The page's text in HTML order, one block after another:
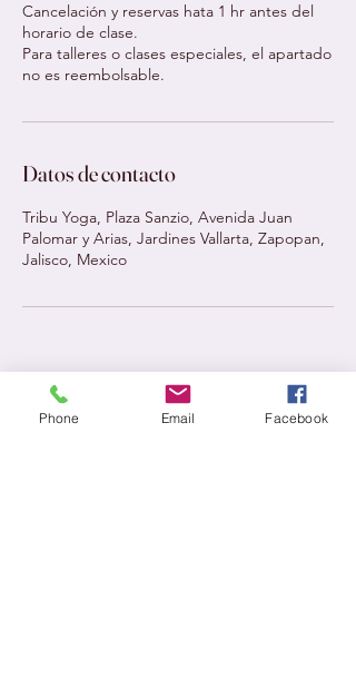
Cancelación y reservas hata 1 hr antes del
horario de clase.
Para talleres o clases especiales, el apartado
no es reembolsable.
Datos de contacto
Tribu Yoga, Plaza Sanzio, Avenida Juan
Palomar y Arias, Jardines Vallarta, Zapopan,
Jalisco, Mexico
Phone Email Facebook